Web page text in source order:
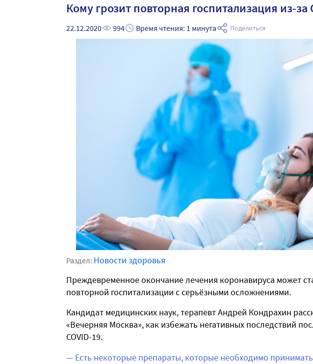
Кому грозит повторная госпитализация из-за
22.12.2020 994 Время чтения: 1 минута Поделиться
Раздел: Новости здоровья
Преждевременное окончание лечения коронавируса может
повторной госпитализации с серьёзными осложнениями.
Кандидат медицинских наук, терапевт Андрей Кондрахин
«Вечерняя Москва», как избежать негативных последствий
COVID-19.
— Есть некоторые препараты, которые необходимо